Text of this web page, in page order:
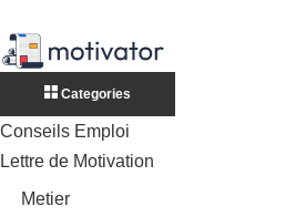
Categories
Conseils Emploi
Lettre de Motivation
Metier